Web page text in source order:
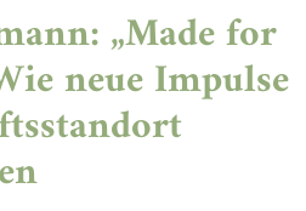
„Made for
neue Impulse